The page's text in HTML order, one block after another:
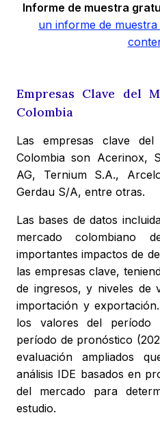
Informe de muestra
un informe de
Empresas Clave del
Colombia
Las empresas clave
Colombia son Acerinox,
AG, Ternium S.A.,
Gerdau S/A, entre otras.
Las bases de datos
mercado colombiano
importantes impactos de
las empresas clave,
de ingresos, y niveles de
importación y
los valores del período
período de pronóstico
evaluación ampliados
análisis IDE basados en
del mercado para
estudio.